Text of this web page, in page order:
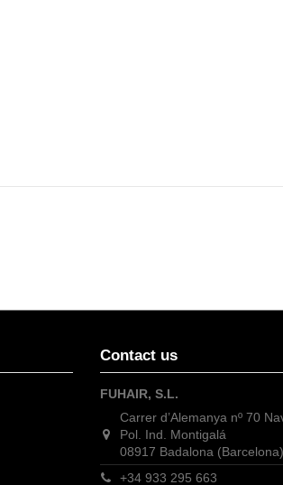
Contact us
FUHAIR, S.L.
Carrer d’Alemanya nº 70
Pol. Ind. Montigalá
08917 Badalona (Barcelona)
+34 933 295 663